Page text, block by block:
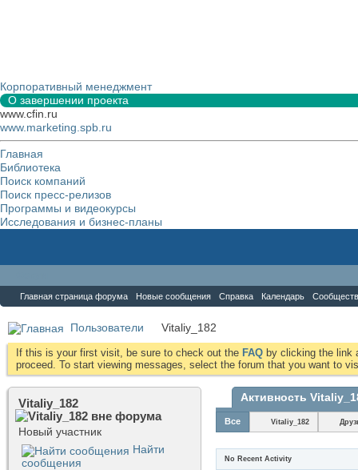
Корпоративный менеджмент
О завершении проекта
www.cfin.ru
www.marketing.spb.ru
Главная
Библиотека
Поиск компаний
Поиск пресс-релизов
Программы и видеокурсы
Исследования и бизнес-планы
Главная страница форума Новые сообщения Справка Календарь
Пользователи Vitaliy_182
If this is your first visit, be sure to check out the FAQ by clicking the link
proceed. To start viewing messages, select the forum that you want to
Vitaliy_182
Новый участник
Найти
сообщения
Активность
Все Vitaliy_182
No Recent Activity